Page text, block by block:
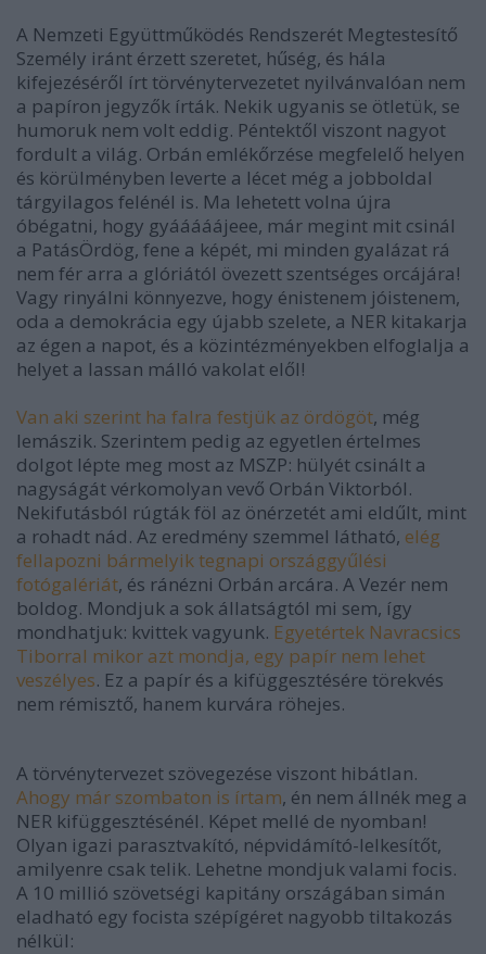
A Nemzeti Együttműködés Rendszerét Megtestesítő
Személy iránt érzett szeretet, hűség, és hála
kifejezéséről írt törvénytervezetet nyilvánvalóan nem
a papíron jegyzők írták. Nekik ugyanis se ötletük, se
humoruk nem volt eddig. Péntektől viszont nagyot
fordult a világ. Orbán emlékőrzése megfelelő helyen
és körülményben leverte a lécet még a jobboldal
tárgyilagos felénél is. Ma lehetett volna újra
óbégatni, hogy gyááááájeee, már megint mit csinál
a PatásÖrdög, fene a képét, mi minden gyalázat rá
nem fér arra a glóriától övezett szentséges orcájára!
Vagy rinyálni könnyezve, hogy énistenem jóistenem,
oda a demokrácia egy újabb szelete, a NER kitakarja
az égen a napot, és a közintézményekben elfoglalja a
helyet a lassan málló vakolat elől!
Van aki szerint ha falra festjük az ördögöt, még
lemászik. Szerintem pedig az egyetlen értelmes
dolgot lépte meg most az MSZP: hülyét csinált a
nagyságát vérkomolyan vevő Orbán Viktorból.
Nekifutásból rúgták föl az önérzetét ami eldűlt, mint
a rohadt nád. Az eredmény szemmel látható, elég
fellapozni bármelyik tegnapi országgyűlési
fotógalériát, és ránézni Orbán arcára. A Vezér nem
boldog. Mondjuk a sok állatságtól mi sem, így
mondhatjuk: kvittek vagyunk. Egyetértek Navracsics
Tiborral mikor azt mondja, egy papír nem lehet
veszélyes. Ez a papír és a kifüggesztésére törekvés
nem rémisztő, hanem kurvára röhejes.
A törvénytervezet szövegezése viszont hibátlan.
Ahogy már szombaton is írtam, én nem állnék meg a
NER kifüggesztésénél. Képet mellé de nyomban!
Olyan igazi parasztvakító, népvidámító-lelkesítőt,
amilyenre csak telik. Lehetne mondjuk valami focis.
A 10 millió szövetségi kapitány országában simán
eladható egy focista szépígéret nagyobb tiltakozás
nélkül: